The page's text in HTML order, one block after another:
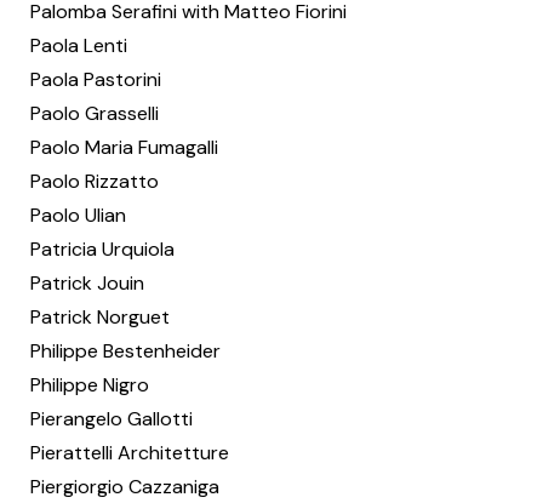
Palomba Serafini with Matteo Fiorini
Paola Lenti
Paola Pastorini
Paolo Grasselli
Paolo Maria Fumagalli
Paolo Rizzatto
Paolo Ulian
Patricia Urquiola
Patrick Jouin
Patrick Norguet
Philippe Bestenheider
Philippe Nigro
Pierangelo Gallotti
Pierattelli Architetture
Piergiorgio Cazzaniga